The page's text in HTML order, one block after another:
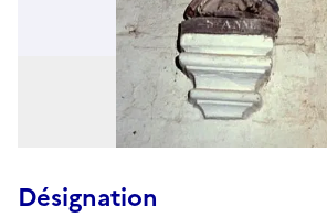
Désignation